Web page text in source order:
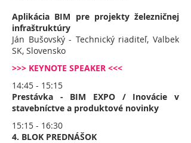
Aplikácia BIM pre projekty železničnej
infraštruktúry
Ján Bušovský - Technický riaditeľ, Valbek
SK, Slovensko
>>> KEYNOTE SPEAKER <<<
14:45 - 15:15
Prestávka - BIM EXPO / Inovácie v
stavebníctve a produktové novinky
15:15 - 16:30
4. BLOK PREDNÁŠOK